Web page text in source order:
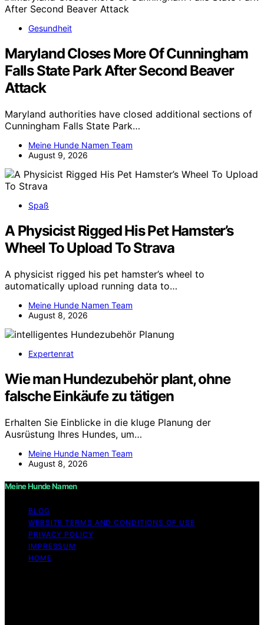
Gesundheit
Maryland Closes More Of Cunningham
Falls State Park After Second Beaver
Attack
Maryland authorities have closed additional sections of
Cunningham Falls State Park…
Meine Hunde Namen Team
August 9, 2026
Spaß
A Physicist Rigged His Pet Hamster’s
Wheel To Upload To Strava
A physicist rigged his pet hamster’s wheel to
automatically upload running data to…
Meine Hunde Namen Team
August 8, 2026
Expertenrat
Wie man Hundezubehör plant, ohne
falsche Einkäufe zu tätigen
Erhalten Sie Einblicke in die kluge Planung der
Ausrüstung Ihres Hundes, um…
Meine Hunde Namen Team
August 8, 2026
Meine Hunde Namen
BLOG
WEBSITE TERMS AND CONDITIONS OF USE
PRIVACY POLICY
IMPRESSUM
HOME